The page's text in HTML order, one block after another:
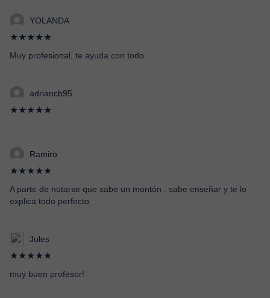
YOLANDA
★★★★★
Muy profesional, te ayuda con todo.
adriancb95
★★★★★
Ramiro
★★★★★
A parte de notarse que sabe un montón , sabe enseñar y te lo
explica todo perfecto
Jules
★★★★★
muy buen profesor!